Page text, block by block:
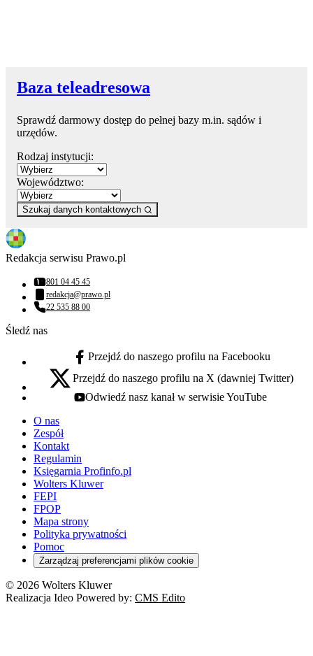
Baza teleadresowa
Sprawdź darmowy dostęp do pełnej bazy m.in. sądów i
urzędów.
Rodzaj instytucji:
Województwo:
Szukaj danych kontaktowych
Redakcja serwisu Prawo.pl
Numer telefonu:
801 04 45 45
Adres email:
redakcja@prawo.pl
Numer telefonu:
22 535 88 00
Śledź nas
facebook - otwiera się w nowej karcie
Przejdź do naszego profilu na Facebooku
x - otwiera się w nowej karcie
Przejdź do naszego profilu na X (dawniej Twitter)
youtube - otwiera się w nowej karcie
Odwiedź nasz kanał w serwisie YouTube
O nas
Zespół
Kontakt
Regulamin
Księgarnia Profinfo.pl
Wolters Kluwer
FEPI
FPOP
Mapa strony
Polityka prywatności
Pomoc
Zarządzaj preferencjami plików cookie
© 2026 Wolters Kluwer
Realizacja Ideo Powered by: CMS Edito